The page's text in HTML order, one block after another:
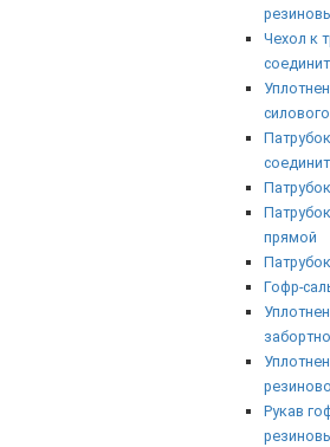
Чехол к
прямой
Гофр-
Рукав